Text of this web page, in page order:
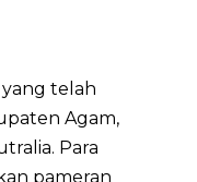
yang telah
Agam,
Para
pameran